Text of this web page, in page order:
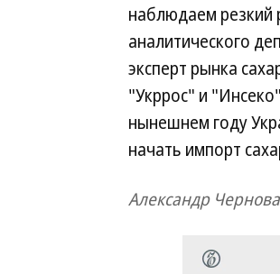
наблюдаем
аналитического
эксперт рынка
"Укррос" и
нынешнем году
начать импорт
Александр